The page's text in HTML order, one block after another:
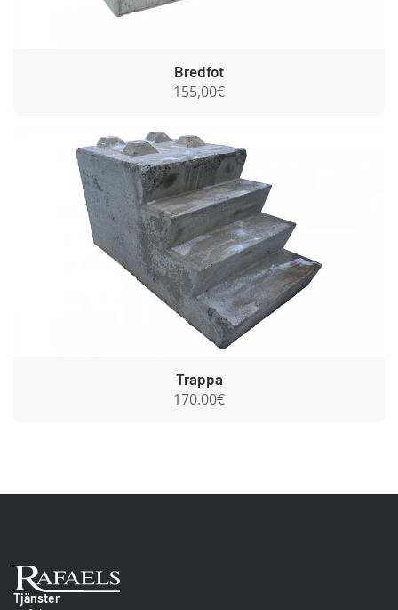
Bredfot
155,00€
Trappa
170.00€
Ab Rafael
Tjänster